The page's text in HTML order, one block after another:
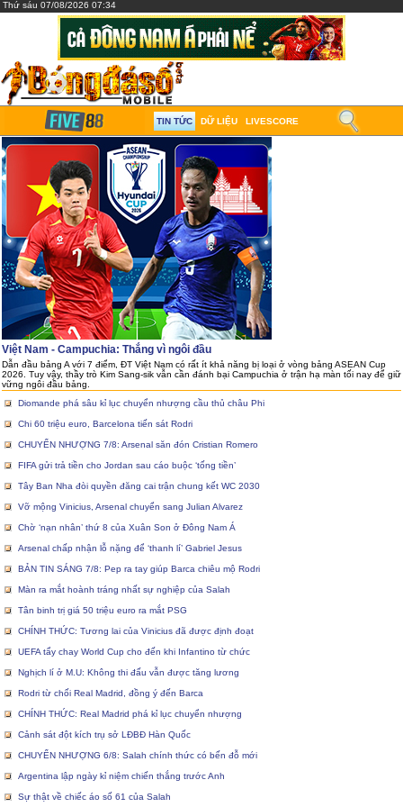
Thứ sáu 07/08/2026 07:34
TIN TỨC DỮ LIỆU LIVESCORE
Việt Nam - Campuchia: Thắng vì ngôi đầu
Dẫn đầu bảng A với 7 điểm, ĐT Việt Nam có rất ít khả năng bị loại ở vòng bảng ASEAN Cup
2026. Tuy vậy, thầy trò Kim Sang-sik vẫn cần đánh bại Campuchia ở trận hạ màn tối nay để giữ
vững ngôi đầu bảng.
Diomande phá sâu kỉ lục chuyển nhượng cầu thủ châu Phi
Chi 60 triệu euro, Barcelona tiến sát Rodri
CHUYỂN NHƯỢNG 7/8: Arsenal săn đón Cristian Romero
FIFA gửi trả tiền cho Jordan sau cáo buộc ‘tống tiền’
Tây Ban Nha đòi quyền đăng cai trận chung kết WC 2030
Vỡ mộng Vinicius, Arsenal chuyển sang Julian Alvarez
Chờ ‘nạn nhân’ thứ 8 của Xuân Son ở Đông Nam Á
Arsenal chấp nhận lỗ nặng để ‘thanh lí’ Gabriel Jesus
BẢN TIN SÁNG 7/8: Pep ra tay giúp Barca chiêu mộ Rodri
Màn ra mắt hoành tráng nhất sự nghiệp của Salah
Tân binh trị giá 50 triệu euro ra mắt PSG
CHÍNH THỨC: Tương lai của Vinicius đã được định đoạt
UEFA tẩy chay World Cup cho đến khi Infantino từ chức
Nghịch lí ở M.U: Không thi đấu vẫn được tăng lương
Rodri từ chối Real Madrid, đồng ý đến Barca
CHÍNH THỨC: Real Madrid phá kỉ lục chuyển nhượng
Cảnh sát đột kích trụ sở LĐBĐ Hàn Quốc
CHUYỂN NHƯỢNG 6/8: Salah chính thức có bến đỗ mới
Argentina lập ngày kỉ niệm chiến thắng trước Anh
Sự thật về chiếc áo số 61 của Salah